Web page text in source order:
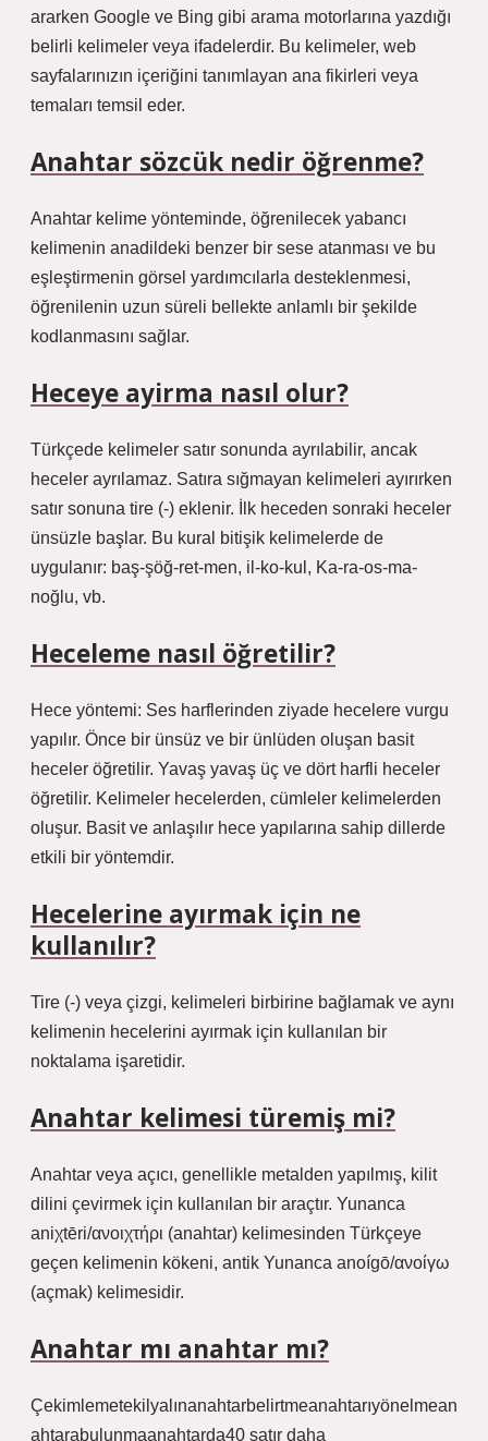
ararken Google ve Bing gibi arama motorlarına yazdığı
belirli kelimeler veya ifadelerdir. Bu kelimeler, web
sayfalarınızın içeriğini tanımlayan ana fikirleri veya
temaları temsil eder.
Anahtar sözcük nedir öğrenme?
Anahtar kelime yönteminde, öğrenilecek yabancı
kelimenin anadildeki benzer bir sese atanması ve bu
eşleştirmenin görsel yardımcılarla desteklenmesi,
öğrenilenin uzun süreli bellekte anlamlı bir şekilde
kodlanmasını sağlar.
Heceye ayirma nasıl olur?
Türkçede kelimeler satır sonunda ayrılabilir, ancak
heceler ayrılamaz. Satıra sığmayan kelimeleri ayırırken
satır sonuna tire (-) eklenir. İlk heceden sonraki heceler
ünsüzle başlar. Bu kural bitişik kelimelerde de
uygulanır: baş-şöğ-ret-men, il-ko-kul, Ka-ra-os-ma-
noğlu, vb.
Heceleme nasıl öğretilir?
Hece yöntemi: Ses harflerinden ziyade hecelere vurgu
yapılır. Önce bir ünsüz ve bir ünlüden oluşan basit
heceler öğretilir. Yavaş yavaş üç ve dört harfli heceler
öğretilir. Kelimeler hecelerden, cümleler kelimelerden
oluşur. Basit ve anlaşılır hece yapılarına sahip dillerde
etkili bir yöntemdir.
Hecelerine ayırmak için ne
kullanılır?
Tire (-) veya çizgi, kelimeleri birbirine bağlamak ve aynı
kelimenin hecelerini ayırmak için kullanılan bir
noktalama işaretidir.
Anahtar kelimesi türemiş mi?
Anahtar veya açıcı, genellikle metalden yapılmış, kilit
dilini çevirmek için kullanılan bir araçtır. Yunanca
aniχtēri/ανοιχτήρι (anahtar) kelimesinden Türkçeye
geçen kelimenin kökeni, antik Yunanca anoígō/ανοίγω
(açmak) kelimesidir.
Anahtar mı anahtar mı?
Çekimlemetekilyalınanahtarbelirtmeanahtarıyönelmean
ahtarabulunmaanahtarda40 satır daha